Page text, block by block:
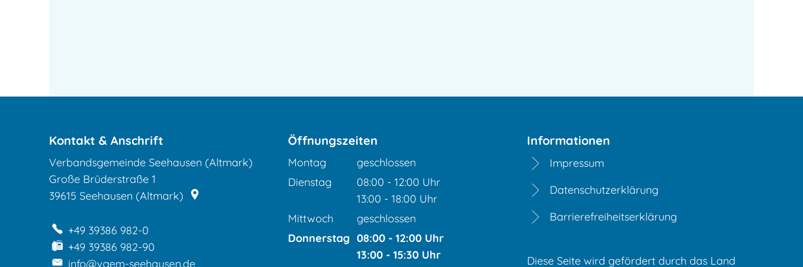
Kontakt & Anschrift
Verbandsgemeinde Seehausen (Altmark)
Große Brüderstraße 1
39615 Seehausen (Altmark)
+49 39386 982-0
+49 39386 982-90
info@vgem-seehausen.de
Öffnungszeiten
Montag
geschlossen
Dienstag
08:00 - 12:00 Uhr
Von 08:00 bis 12:00 Uhr
13:00 - 18:00 Uhr
Von 13:00 bis 18:00 Uhr
Mittwoch
geschlossen
Donnerstag 08:00 - 12:00 Uhr
Von 08:00 bis 12:00 Uhr
13:00 - 15:30 Uhr
Informationen
Impressum
Datenschutzerklärung
Barrierefreiheitserklärung
Diese Seite wird gefördert durch das Land